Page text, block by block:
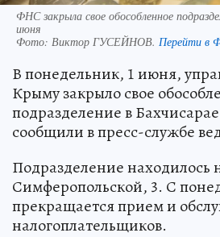
ФНС закрыла свое обособленное
июня
Фото: Виктор ГУСЕЙНОВ. Перейти в
В понедельник, 1 июня,
Крыму закрыло свое
подразделение в
сообщили в пресс-службе
Подразделение находилось
Симферопольской, 3. С
прекращается прием и
налогоплательщиков.